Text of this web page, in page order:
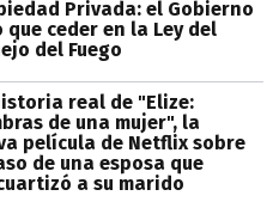
Privada: el Gobierno
que ceder en la Ley del
del Fuego
real de "Elize:
de una mujer", la
película de Netflix sobre
de una esposa que
a su marido